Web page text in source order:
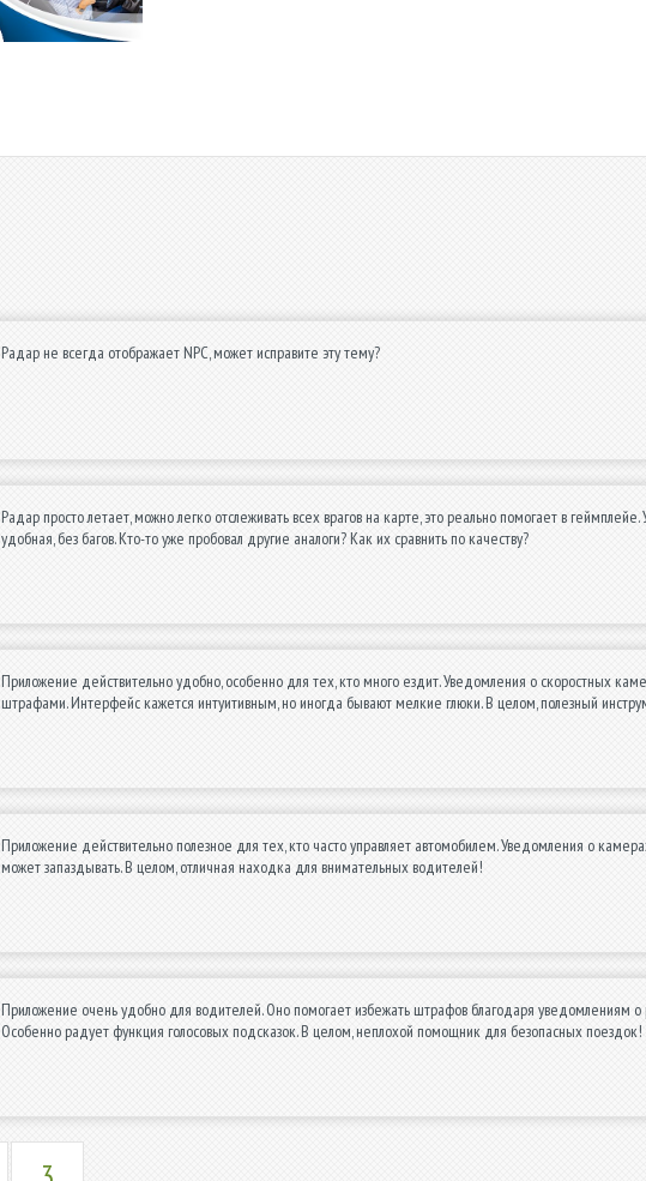
Радар не всегда отображает NPC, может исправите эту тему?
Радар просто летает, можно легко отслеживать всех врагов на карте, это реально помогает в
удобная, без багов. Кто-то уже пробовал другие аналоги? Как их сравнить по качеству?
Приложение действительно удобно, особенно для тех, кто много ездит. Уведомления о скоростных
штрафами. Интерфейс кажется интуитивным, но иногда бывают мелкие глюки. В целом, полезный
Приложение действительно полезное для тех, кто часто управляет автомобилем. Уведомления о
может запаздывать. В целом, отличная находка для внимательных водителей!
Приложение очень удобно для водителей. Оно помогает избежать штрафов благодаря уведомлениям о
Особенно радует функция голосовых подсказок. В целом, неплохой помощник для безопасных поездок!